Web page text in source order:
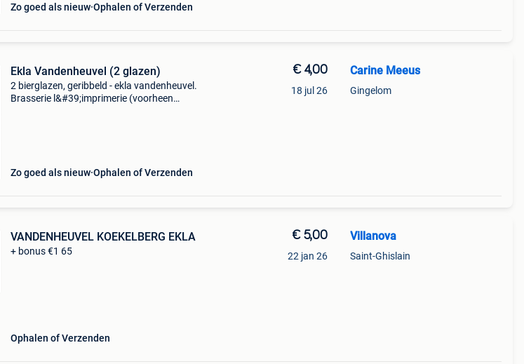
Zo goed als nieuw Ophalen of Verzenden
Ekla Vandenheuvel (2 glazen)
2 bierglazen, geribbeld - ekla vandenheuvel.
Brasserie l&#39;imprimerie (voorheen
Zo goed als nieuw Ophalen of Verzenden
€ 4,00
18 jul 26
Carine Meeus
Gingelom
VANDENHEUVEL KOEKELBERG EKLA
+ bonus €1 65
Ophalen of Verzenden
€ 5,00
22 jan 26
Villanova
Saint-Ghislain